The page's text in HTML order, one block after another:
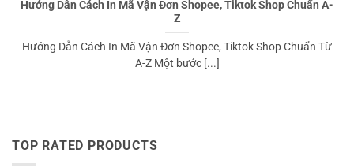
Hướng Dẫn Cách In Mã Vận Đơn Shopee, Tiktok Shop Chuẩn A-
Z
Hướng Dẫn Cách In Mã Vận Đơn Shopee, Tiktok Shop Chuẩn Từ
A-Z Một bước [...]
TOP RATED PRODUCTS